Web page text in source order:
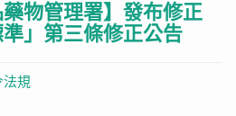
藥物管理署】發布修正
準」第三條修正公告
法規